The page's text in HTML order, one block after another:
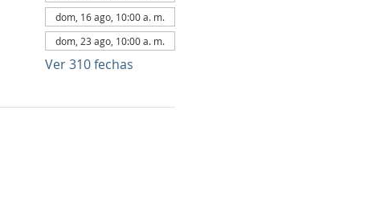
dom, 16 ago, 10:00 a. m.
dom, 23 ago, 10:00 a. m.
Ver 310 fechas